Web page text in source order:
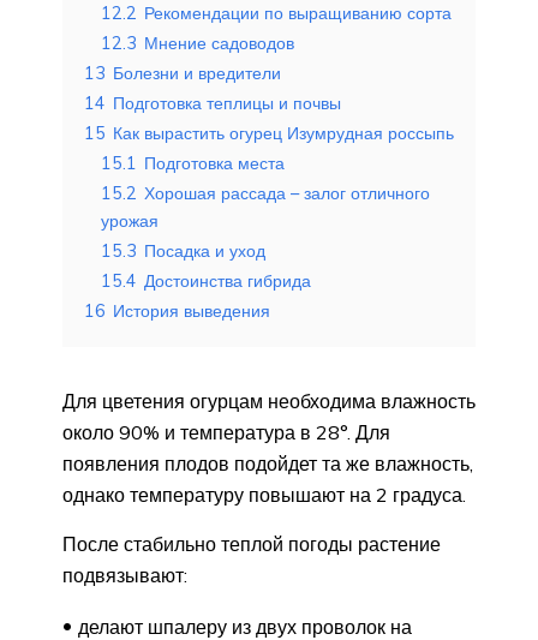
12.2 Рекомендации по выращиванию сорта
12.3 Мнение садоводов
13 Болезни и вредители
14 Подготовка теплицы и почвы
15 Как вырастить огурец Изумрудная россыпь
15.1 Подготовка места
15.2 Хорошая рассада – залог отличного
урожая
15.3 Посадка и уход
15.4 Достоинства гибрида
16 История выведения
Для цветения огурцам необходима влажность
около 90% и температура в 28°. Для
появления плодов подойдет та же влажность,
однако температуру повышают на 2 градуса.
После стабильно теплой погоды растение
подвязывают:
делают шпалеру из двух проволок на